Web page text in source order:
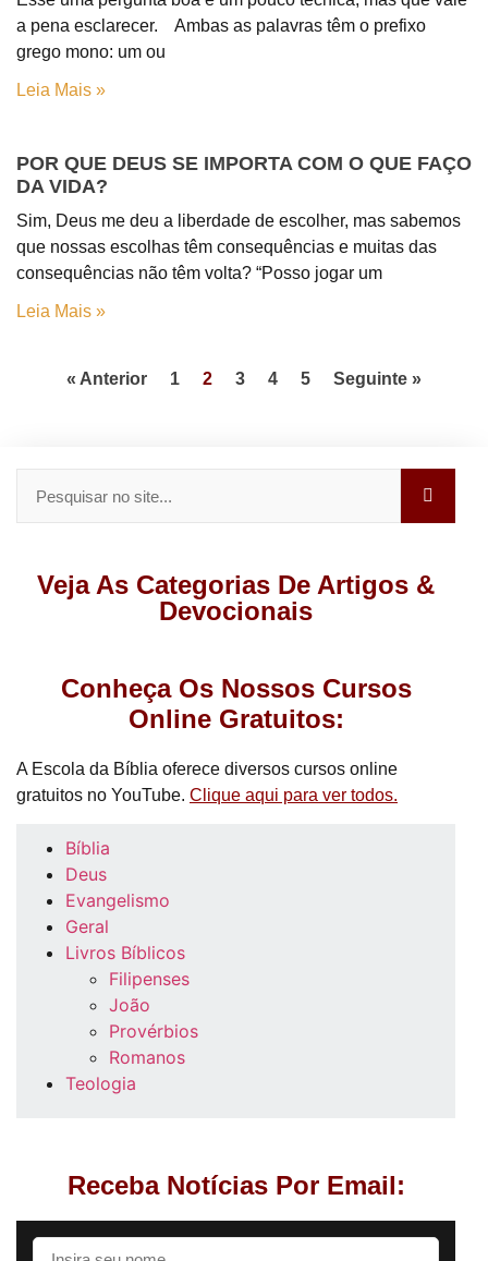
a pena esclarecer. Ambas as palavras têm o prefixo
grego mono: um ou
Leia Mais »
POR QUE DEUS SE IMPORTA COM O QUE FAÇO
DA VIDA?
Sim, Deus me deu a liberdade de escolher, mas sabemos
que nossas escolhas têm consequências e muitas das
consequências não têm volta? “Posso jogar um
Leia Mais »
« Anterior 1 2 3 4 5 Seguinte »
Veja As Categorias De Artigos &
Devocionais
Conheça Os Nossos Cursos
Online Gratuitos:
A Escola da Bíblia oferece diversos cursos online
gratuitos no YouTube. Clique aqui para ver todos.
Bíblia
Deus
Evangelismo
Geral
Livros Bíblicos
Filipenses
João
Provérbios
Romanos
Teologia
Receba Notícias Por Email: